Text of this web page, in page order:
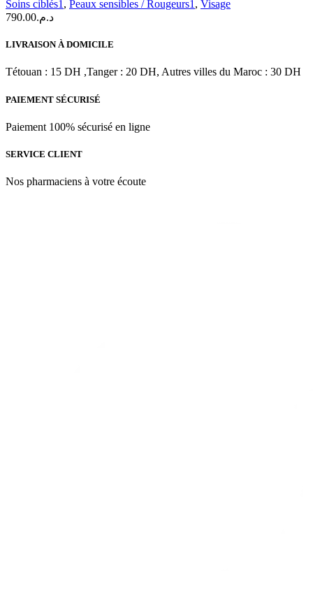
SERUM
30
Soins ciblés1 , Peaux sensibles / Rougeurs1 , Visage
د.م.790.00
LIVRAISON À DOMICILE
Tétouan : 15 DH ,Tanger : 20 DH, Autres villes du Maroc : 30 DH
PAIEMENT SÉCURISÉ
Paiement 100% sécurisé en ligne
SERVICE CLIENT
Nos pharmaciens à votre écoute